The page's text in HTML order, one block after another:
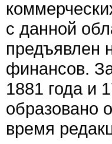
с данной
предъявлен
финансов.
1881 года и
образовано
время